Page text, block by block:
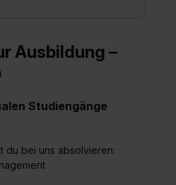
Ausbildung –
Studiengänge
du bei uns absolvieren: